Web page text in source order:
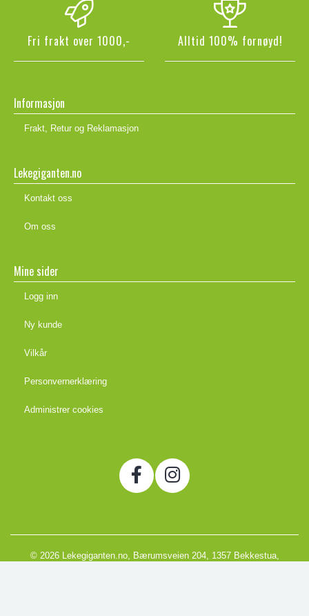
Fri frakt over 1000,- Alltid 100% fornøyd!
Informasjon
Frakt, Retur og Reklamasjon
Lekegiganten.no
Kontakt oss
Om oss
Mine sider
Logg inn
Ny kunde
Vilkår
Personvernerklæring
Administrer cookies
© 2026 Lekegiganten.no, Bærumsveien 204, 1357 Bekkestua,